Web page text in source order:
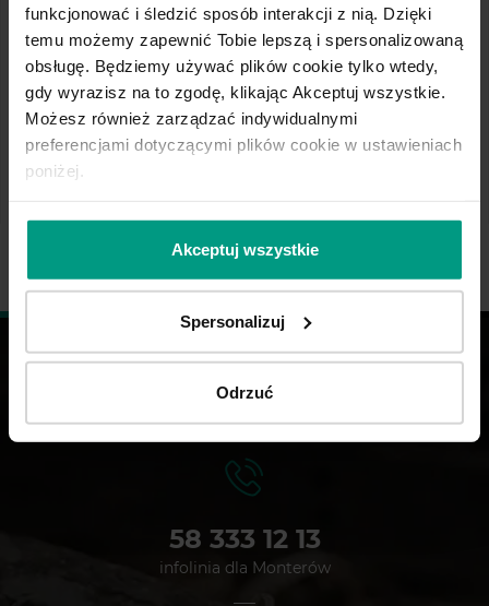
funkcjonować i śledzić sposób interakcji z nią. Dzięki
temu możemy zapewnić Tobie lepszą i spersonalizowaną
obsługę. Będziemy używać plików cookie tylko wtedy,
gdy wyrazisz na to zgodę, klikając Akceptuj wszystkie.
Możesz również zarządzać indywidualnymi
preferencjami dotyczącymi plików cookie w ustawieniach
poniżej.
Akceptuj wszystkie
Spersonalizuj
Odrzuć
29 - 30 października – poziom 6
28 października – szkolenie dla początkujących
To doskonała okazja do zdobycia nowej wiedzy,
wymiany doświadczeń oraz poszerzenia
kompetencji zawodowych.
58 333 12 13
infolinia dla Monterów